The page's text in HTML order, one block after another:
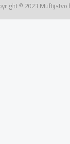
© 2023 Muftijstvo